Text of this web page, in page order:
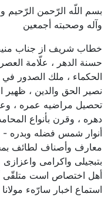
بسم اللّه الرّحمن الرّحيم
وآله وصحبته أجمعين
خطاب شريف از جناب
حسنة الدهر ، علّامة العصر
الحكماء ، ملك الصدور في
نصير الحق والدين ، ظهير
تحصيل مراضيه عمره ،
دهره ، وقرن بأنواع
أنوار شمس فضله وبدره
معارف وأصناف لطائف
بتبجيلى واكرامى
أهل اختصاص است
استماع اخبار سارّهء